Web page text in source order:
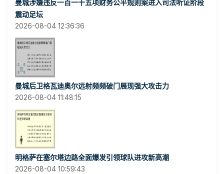
曼城涉嫌违反一百一十五项财务公平规则案进入司法听证阶段
震动足坛
2026-08-04 12:36:36
曼城后卫格瓦迪奥尔远射频频破门展现强大攻击力
2026-08-04 11:48:15
明格萨在塞尔塔边路全面爆发引领球队进攻新高潮
2026-08-04 10:59:43